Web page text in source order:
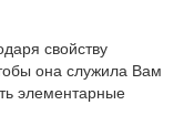
свойству
она служила Вам
элементарные